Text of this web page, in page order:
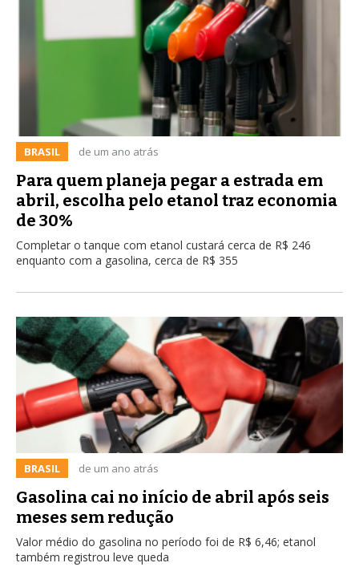
BRASIL de um ano atrás
Para quem planeja pegar a estrada em
abril, escolha pelo etanol traz economia
de 30%
Completar o tanque com etanol custará cerca de R$ 246
enquanto com a gasolina, cerca de R$ 355
BRASIL de um ano atrás
Gasolina cai no início de abril após seis
meses sem redução
Valor médio do gasolina no período foi de R$ 6,46; etanol
também registrou leve queda